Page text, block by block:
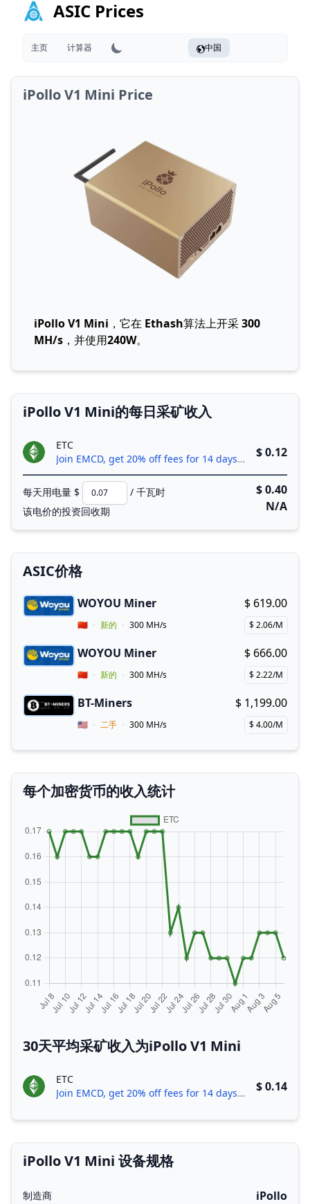
ASIC Prices
主页 计算器 中国
iPollo V1 Mini Price
iPollo V1 Mini ，它在 Ethash算法上开采300
MH/s ，并使用240W。
iPollo V1 Mini的每日采矿收入
ETC
Join EMCD, get 20% off fees for 14 days!
$ 0.12
每天用电量 $
/ 千瓦时
该电价的投资回收期
$ 0.40
N/A
ASIC价格
WOYOU Miner Buy now!
$ 619.00
Price per hash!
$ 2.06/M
Vendor Country
🇨🇳 新的 300 MH/s
WOYOU Miner Buy now!
$ 666.00
Price per hash!
$ 2.22/M
Vendor Country
🇨🇳 新的 300 MH/s
BT-Miners Buy now!
$ 1,199.00
Price per hash!
$ 4.00/M
Vendor Country
🇺🇸 二手 300 MH/s
每个加密货币的收入统计
30天平均采矿收入为iPollo V1 Mini
ETC
Join EMCD, get 20% off fees for 14 days!
$ 0.14
iPollo V1 Mini 设备规格
制造商 iPollo